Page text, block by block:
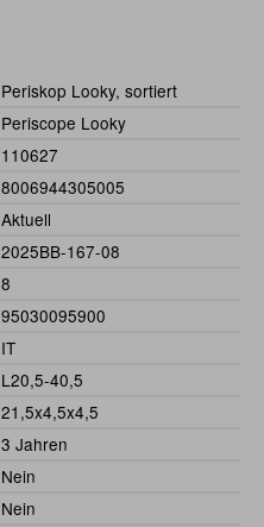
Periskop Looky, sortiert
Periscope Looky
110627
8006944305005
Aktuell
2025BB-167-08
8
95030095900
IT
L20,5-40,5
21,5x4,5x4,5
3 Jahren
Nein
Nein